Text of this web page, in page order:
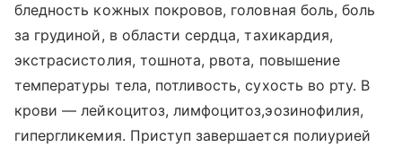
бледность кожных покровов, головная боль, боль
за грудиной, в области сердца, тахикардия,
экстрасистолия, тошнота, рвота, повышение
температуры тела, потливость, сухость во рту. В
крови — лейкоцитоз, лимфоцитоз,эозинофилия,
гипергликемия. Приступ завершается полиурией